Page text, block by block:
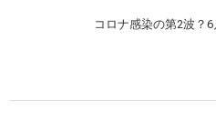
コロナ感染の第2波？